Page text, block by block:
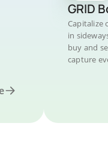
GRID
Capitalize
in
buy and
capture